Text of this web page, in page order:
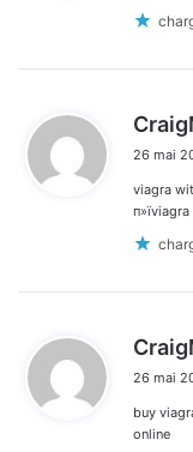
26 mai
viagra
26 mai
buy
online